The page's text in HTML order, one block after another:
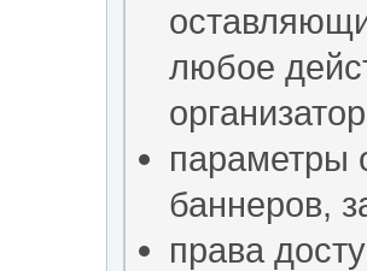
любое
параметры
баннеров,
права